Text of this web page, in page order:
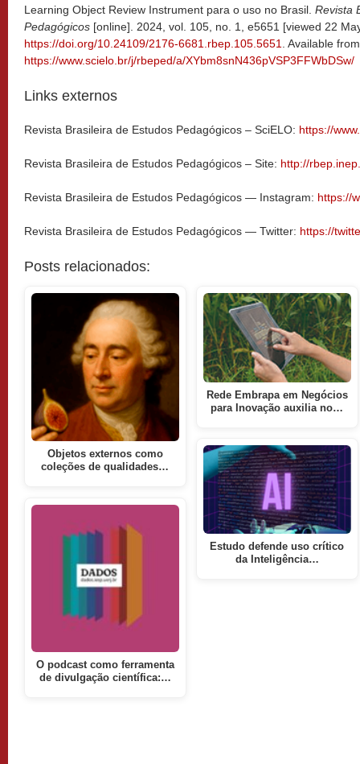
Learning Object Review Instrument para o uso no Brasil. Revista
Pedagógicos [online]. 2024, vol. 105, no. 1, e5651 [viewed 22
https://doi.org/10.24109/2176-6681.rbep.105.5651
. Available
https://www.scielo.br/j/rbeped/a/XYbm8snN436pVSP3FFWbDSw/
Links externos
Revista Brasileira de Estudos Pedagógicos – SciELO: https://
Revista Brasileira de Estudos Pedagógicos – Site: http://
Revista Brasileira de Estudos Pedagógicos — Instagram: https://
Revista Brasileira de Estudos Pedagógicos — Twitter: https://
Posts relacionados:
Objetos externos como
coleções de qualidades…
O podcast como ferramenta
de divulgação científica:…
Rede Embrapa em Negócios
para Inovação auxilia no…
Estudo defende uso crítico
da Inteligência…